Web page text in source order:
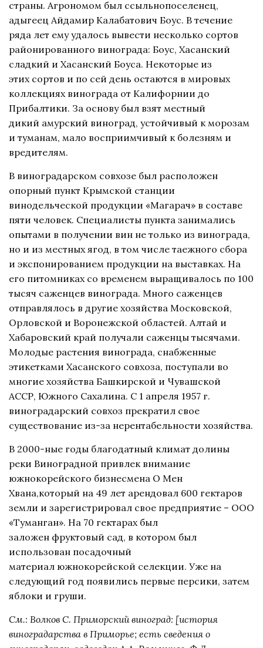
страны. Агрономом был ссыльнопоселенец,
адыгеец Айдамир Калабатович Боус. В течение
ряда лет ему удалось вывести несколько сортов
районированного винограда: Боус, Хасанский
сладкий и Хасанский Боуса. Некоторые из
этих сортов и по сей день остаются в мировых
коллекциях винограда от Калифорнии до
Прибалтики. За основу был взят местный
дикий амурский виноград, устойчивый к морозам
и туманам, мало восприимчивый к болезням и
вредителям.
В виноградарском совхозе был расположен
опорный пункт Крымской станции
винодельческой продукции «Магарач» в составе
пяти человек. Специалисты пункта занимались
опытами в получении вин не только из винограда,
но и из местных ягод, в том числе таежного сбора
и экспонированием продукции на выставках. На
его питомниках со временем выращивалось по 100
тысяч саженцев винограда. Много саженцев
отправлялось в другие хозяйства Московской,
Орловской и Воронежской областей. Алтай и
Хабаровский край получали саженцы тысячами.
Молодые растения винограда, снабженные
этикетками Хасанского совхоза, поступали во
многие хозяйства Башкирской и Чувашской
АССР, Южного Сахалина. С 1 апреля 1957 г.
виноградарский совхоз прекратил свое
существование из-за нерентабельности хозяйства.
В 2000-ные годы благодатный климат долины
реки Виноградной привлек внимание
южнокорейского бизнесмена О Мен
Хвана,который на 49 лет арендовал 600 гектаров
земли и зарегистрировал свое предприятие – ООО
«Туманган». На 70 гектарах был
заложен фруктовый сад, в котором был
использован посадочный
материал южнокорейской селекции. Уже на
следующий год появились первые персики, затем
яблоки и груши.
См.: Волков С. Приморский виноград: [история
виноградарства в Приморье; есть сведения о